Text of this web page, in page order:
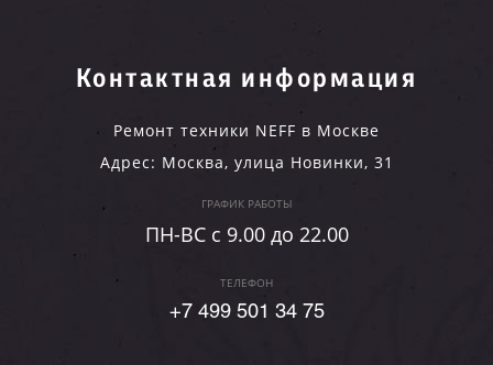
Контактная информация
Ремонт техники NEFF в Москве
Адрес: Москва, улица Новинки, 31
ГРАФИК РАБОТЫ
ПН-ВC c 9.00 до 22.00
ТЕЛЕФОН
+7 499 501 34 75